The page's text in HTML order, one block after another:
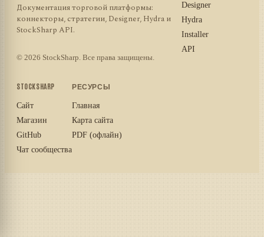
Документация торговой платформы:
коннекторы, стратегии, Designer, Hydra и
StockSharp API.
© 2026 StockSharp. Все права защищены.
Designer
Hydra
Installer
API
STOCKSHARP
Сайт
Магазин
GitHub
Чат сообщества
РЕСУРСЫ
Главная
Карта сайта
PDF (офлайн)